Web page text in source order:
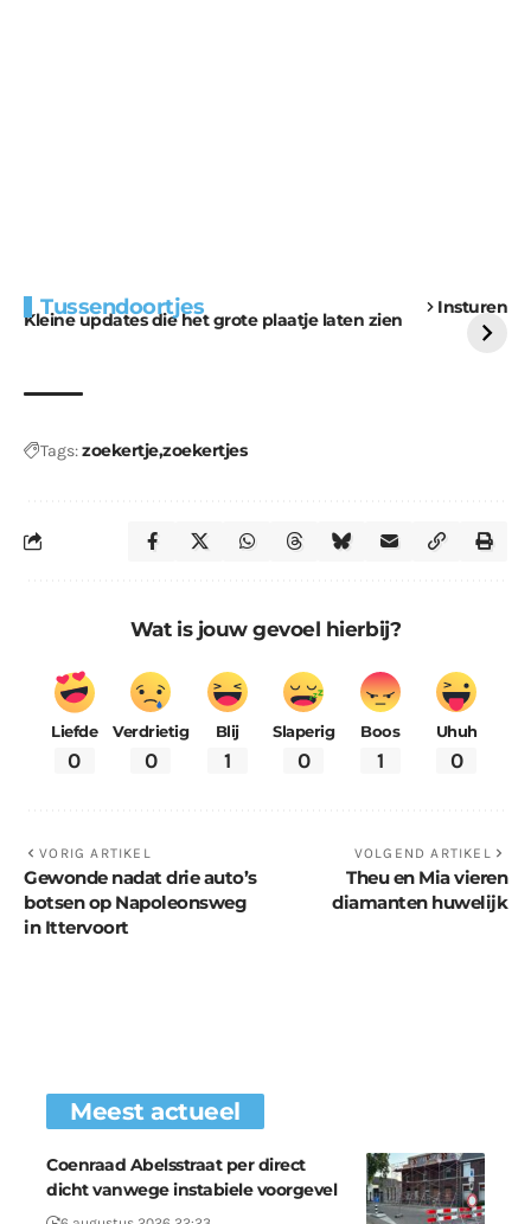
Tussendoortjes Insturen
Kleine updates die het grote plaatje laten zien
voor kabouters
uitdaging
Tags:zoekertjezoekertjes
Wat is jouw gevoel hierbij?
Liefde
0
Verdrietig
0
Blij
1
Slaperig
0
Boos
1
Uhuh
0
VORIG ARTIKEL
Gewonde nadat drie auto’s
botsen op Napoleonsweg
in Ittervoort
VOLGEND ARTIKEL
Theu en Mia vieren
diamanten huwelijk
Meest actueel
Coenraad Abelsstraat per direct
dicht vanwege instabiele voorgevel